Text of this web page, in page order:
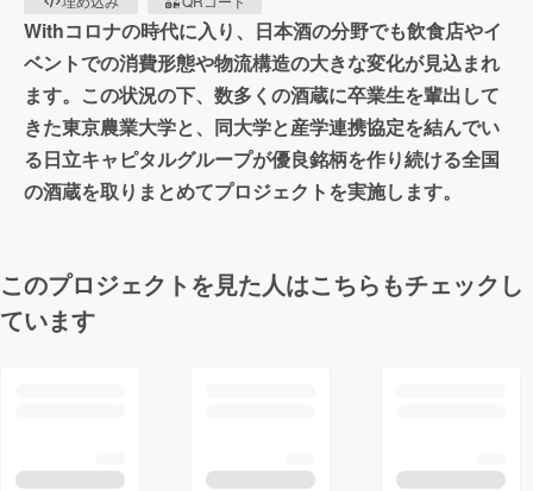
Withコロナの時代に入り、日本酒の分野でも飲食店やイ
ベントでの消費形態や物流構造の大きな変化が見込まれ
ます。この状況の下、数多くの酒蔵に卒業生を輩出して
きた東京農業大学と、同大学と産学連携協定を結んでい
る日立キャピタルグループが優良銘柄を作り続ける全国
の酒蔵を取りまとめてプロジェクトを実施します。
このプロジェクトを見た人はこちらもチェックし
ています